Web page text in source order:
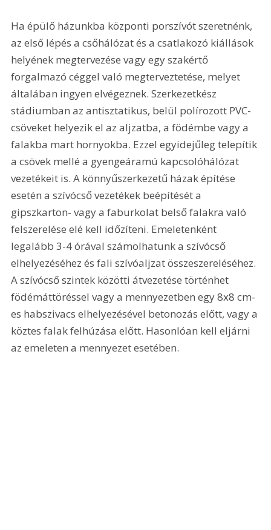
Ha épülő házunkba központi porszívót szeretnénk,
az első lépés a csőhálózat és a csatlakozó kiállások
helyének megtervezése vagy egy szakértő
forgalmazó céggel való megterveztetése, melyet
általában ingyen elvégeznek. Szerkezetkész
stádiumban az antisztatikus, belül polírozott PVC-
csöveket helyezik el az aljzatba, a födémbe vagy a
falakba mart hornyokba. Ezzel egyidejűleg telepítik
a csövek mellé a gyengeáramú kapcsolóhálózat
vezetékeit is. A könnyűszerkezetű házak építése
esetén a szívócső vezetékek beépítését a
gipszkarton- vagy a faburkolat belső falakra való
felszerelése elé kell időzíteni. Emeletenként
legalább 3-4 órával számolhatunk a szívócső
elhelyezéséhez és fali szívóaljzat összeszereléséhez.
A szívócső szintek közötti átvezetése történhet
födémáttöréssel vagy a mennyezetben egy 8x8 cm-
es habszivacs elhelyezésével betonozás előtt, vagy a
köztes falak felhúzása előtt. Hasonlóan kell eljárni
az emeleten a mennyezet esetében.